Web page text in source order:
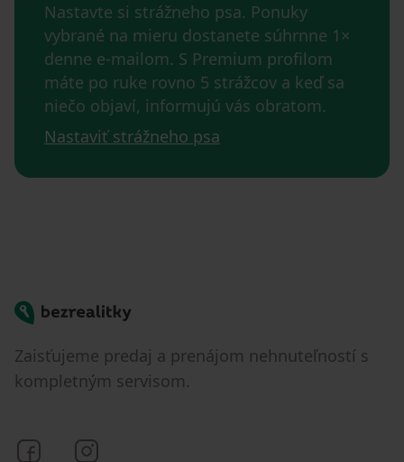
Nastavte si strážneho psa. Ponuky
vybrané na mieru dostanete súhrnne 1×
denne e-mailom. S Premium profilom
máte po ruke rovno 5 strážcov a keď sa
niečo objaví, informujú vás obratom.
Nastaviť strážneho psa
Bezrealitky
Zaisťujeme predaj a prenájom nehnuteľností s
kompletným servisom.
Bezrealitky na Facebooku